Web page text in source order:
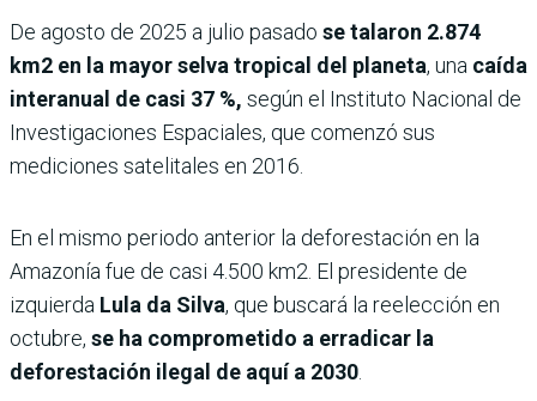
De agosto de 2025 a julio pasado se talaron 2.874
km2 en la mayor selva tropical del planeta, una caída
interanual de casi 37 %, según el Instituto Nacional de
Investigaciones Espaciales, que comenzó sus
mediciones satelitales en 2016.
En el mismo periodo anterior la deforestación en la
Amazonía fue de casi 4.500 km2. El presidente de
izquierda Lula da Silva, que buscará la reelección en
octubre, se ha comprometido a erradicar la
deforestación ilegal de aquí a 2030